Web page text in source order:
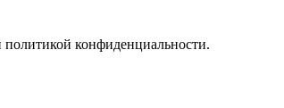
политикой конфиденциальности.